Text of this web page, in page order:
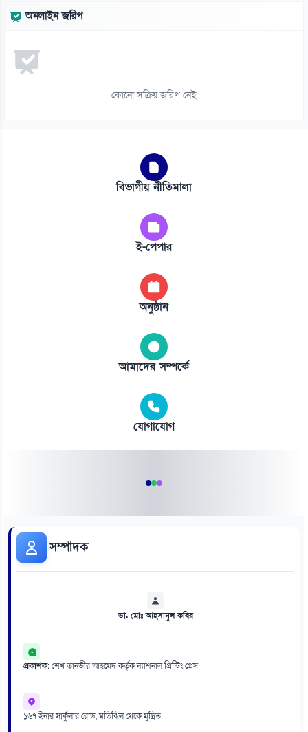
অনলাইন জরিপ
কোনো সক্রিয় জরিপ নেই
বিভাগীয় নীতিমালা
ই-পেপার
অনুষ্ঠান
আমাদের সম্পর্কে
যোগাযোগ
সম্পাদক
ডা. মোঃ আহসানুল কবির
প্রকাশক:শেখ তানভীর আহমেদ কর্তৃক ন্যাশনাল প্রিন্টিং প্রেস
১৬৭ ইনার সার্কুলার রোড, মতিঝিল থেকে মুদ্রিত